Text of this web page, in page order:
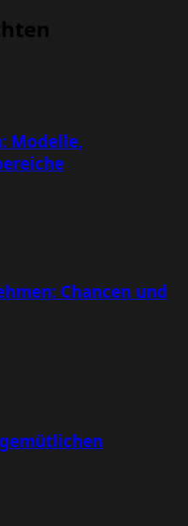
Modelle,
Chancen und